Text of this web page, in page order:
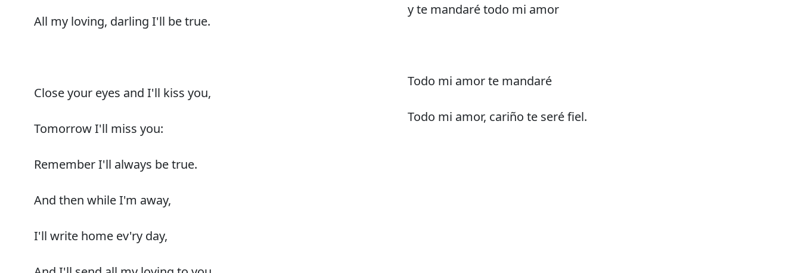
All my loving, darling I'll be true.
Close your eyes and I'll kiss you,
Tomorrow I'll miss you:
Remember I'll always be true.
And then while I'm away,
I'll write home ev'ry day,
y te mandaré todo mi amor
Todo mi amor te mandaré
Todo mi amor, cariño te seré fiel.